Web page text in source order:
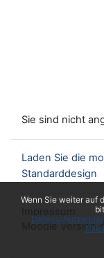
Wenn Sie weiter auf
Sie sind nicht
Laden Sie die
Standarddesign
Moodle Version